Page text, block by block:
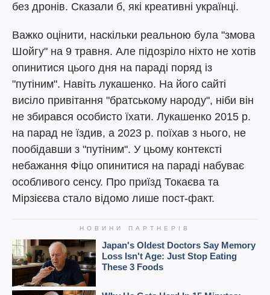
без дронів. Сказали б, які креативні українці.
Важко оцінити, наскільки реальною була "змова
Шойгу" на 9 травня. Але підозріло ніхто не хотів
опинитися цього дня на параді поряд із
"путіним". Навіть лукашенко. На його сайті
висіло привітання "братському народу", ніби він
не збирався особисто їхати. Лукашенко 2015 р.
на парад не їздив, а 2023 р. поїхав з нього, не
пообідавши з "путіним". У цьому контексті
небажання Фіцо опинитися на параді набуває
особливого сенсу. Про приїзд Токаєва та
Мірзієєва стало відомо лише пост-факт.